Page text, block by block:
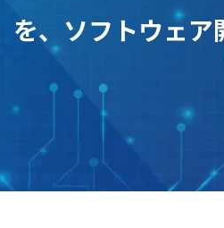
製
品
クレジ
R&D
AI・デ
、ソフトウェ